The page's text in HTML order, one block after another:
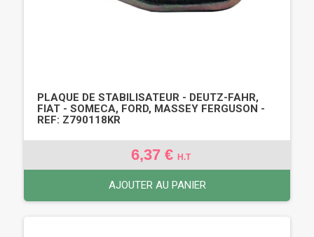
PLAQUE DE STABILISATEUR - DEUTZ-FAHR,
FIAT - SOMECA, FORD, MASSEY FERGUSON -
REF: Z790118KR
6,37 € H.T
AJOUTER AU PANIER